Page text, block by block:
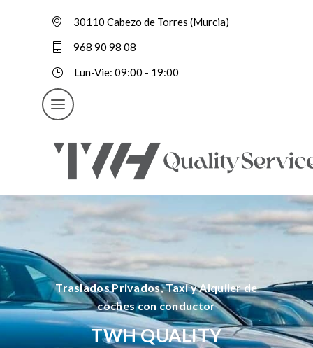
30110 Cabezo de Torres (Murcia)
968 90 98 08
Lun-Vie: 09:00 - 19:00
Traslados Privados, Taxi y Alquiler de
coches con conductor
TWH QUALITY